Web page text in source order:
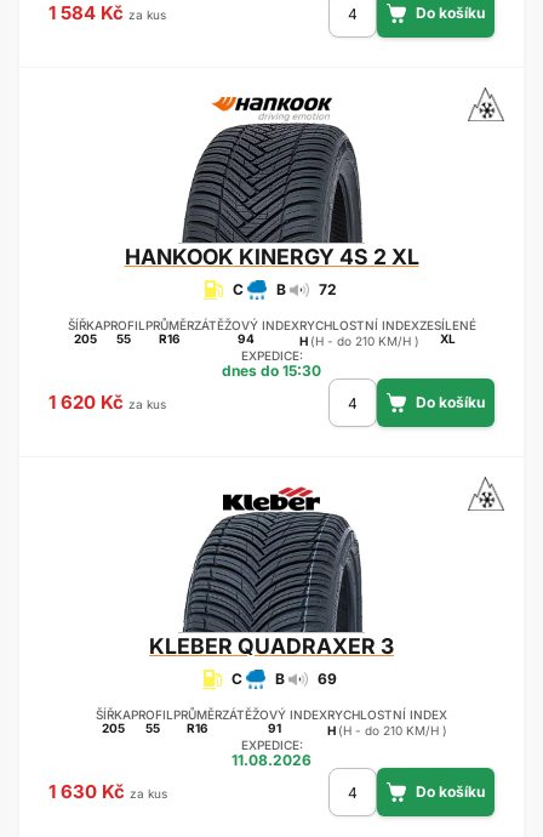
1 584 Kč za kus
HANKOOK KINERGY 4S 2 XL
C B 72
ŠÍŘKA
205
PROFIL
55
PRŮMĚR
R16
ZÁTĚŽOVÝ INDEX
94
RYCHLOSTNÍ INDEX
H (H - do 210 KM/H )
ZESÍLENÉ
XL
EXPEDICE:
dnes do 15:30
1 620 Kč za kus
KLEBER QUADRAXER 3
C B 69
ŠÍŘKA
205
PROFIL
55
PRŮMĚR
R16
ZÁTĚŽOVÝ INDEX
91
RYCHLOSTNÍ INDEX
H (H - do 210 KM/H )
EXPEDICE:
11.08.2026
1 630 Kč za kus